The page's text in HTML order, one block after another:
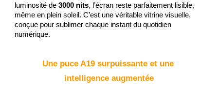
luminosité de 3000 nits, l’écran reste parfaitement lisible,
même en plein soleil. C’est une véritable vitrine visuelle,
conçue pour sublimer chaque instant du quotidien
numérique.
Une puce A19 surpuissante et une
intelligence augmentée